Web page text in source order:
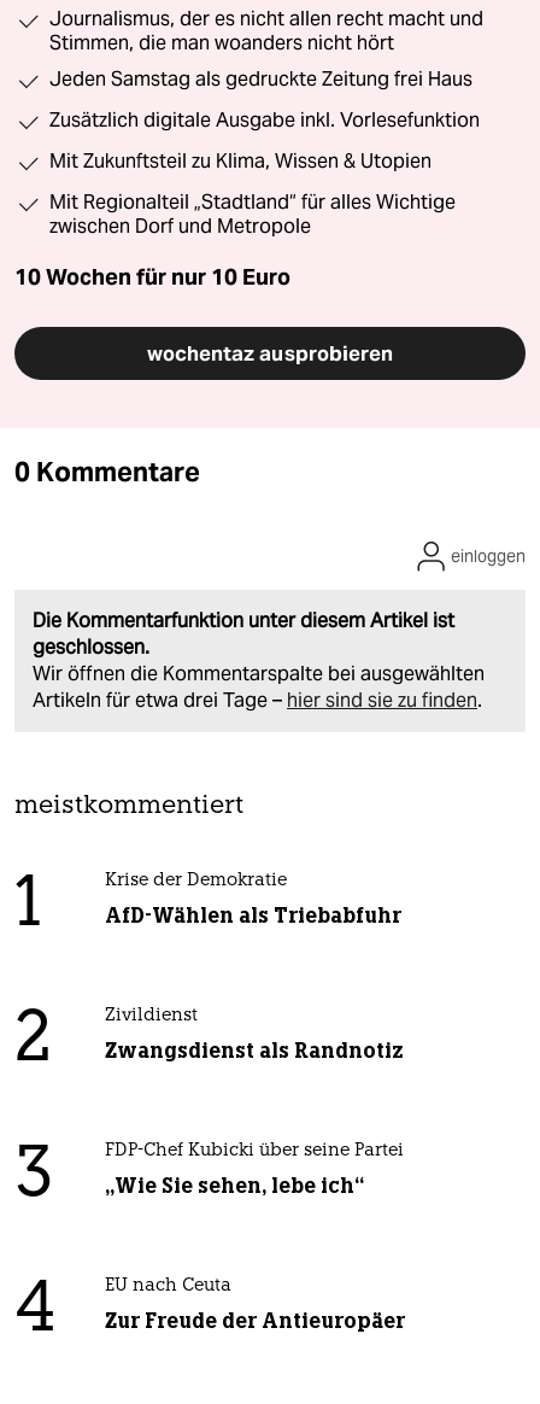
Journalismus, der es nicht allen recht macht und
Stimmen, die man woanders nicht hört
Jeden Samstag als gedruckte Zeitung frei Haus
Zusätzlich digitale Ausgabe inkl. Vorlesefunktion
Mit Zukunftsteil zu Klima, Wissen & Utopien
Mit Regionalteil „Stadtland“ für alles Wichtige
zwischen Dorf und Metropole
10 Wochen für nur 10 Euro
wochentaz ausprobieren
0 Kommentare
Die Kommentarfunktion unter diesem Artikel ist
geschlossen.
Wir öffnen die Kommentarspalte bei ausgewählten
Artikeln für etwa drei Tage – hier sind sie zu finden.
einloggen
meistkommentiert
1 Krise der Demokratie
AfD-Wählen als Triebabfuhr
2 Zivildienst
Zwangsdienst als Randnotiz
3 FDP-Chef Kubicki über seine Partei
„Wie Sie sehen, lebe ich“
4 EU nach Ceuta
Zur Freude der Antieuropäer